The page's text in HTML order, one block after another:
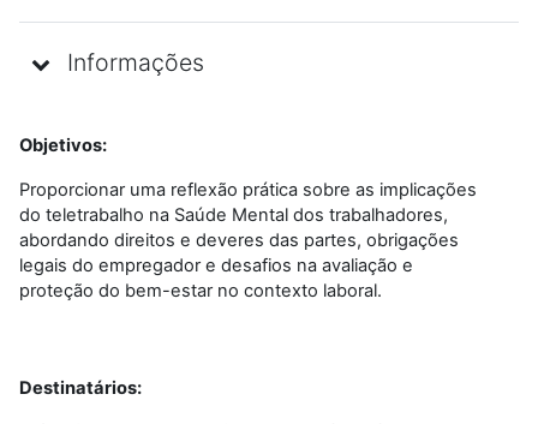
Informações
Objetivos:
Proporcionar uma reflexão prática sobre as implicações
do teletrabalho na Saúde Mental dos trabalhadores,
abordando direitos e deveres das partes, obrigações
legais do empregador e desafios na avaliação e
proteção do bem-estar no contexto laboral.
Destinatários: